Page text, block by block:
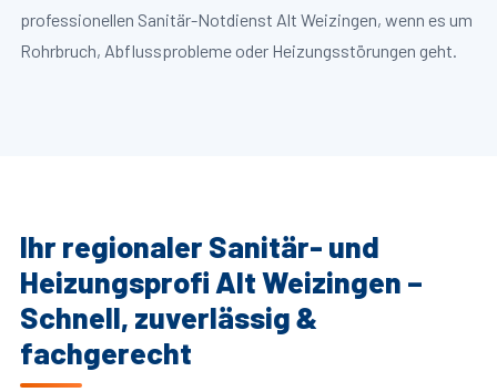
professionellen Sanitär-Notdienst Alt Weizingen, wenn es um
Rohrbruch, Abflussprobleme oder Heizungsstörungen geht.
Ihr regionaler Sanitär- und
Heizungsprofi Alt Weizingen –
Schnell, zuverlässig &
fachgerecht